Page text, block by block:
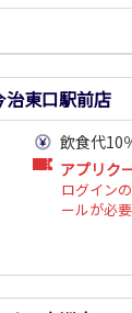
東口駅前店
飲食代10
アプリク
ログイン
ールが必要